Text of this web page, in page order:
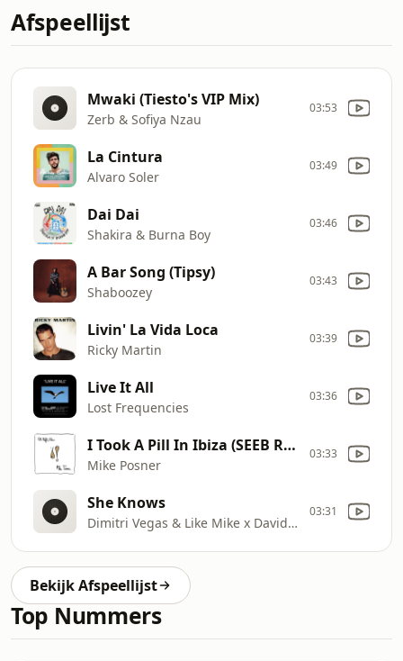
Afspeellijst
Mwaki (Tiesto's VIP Mix)
Zerb & Sofiya Nzau
03:53
La Cintura
Alvaro Soler
03:49
Dai Dai
Shakira & Burna Boy
03:46
A Bar Song (Tipsy)
Shaboozey
03:43
Livin' La Vida Loca
Ricky Martin
03:39
Live It All
Lost Frequencies
03:36
I Took A Pill In Ibiza (SEEB Remix)
Mike Posner
03:33
She Knows
Dimitri Vegas & Like Mike x David Guetta x Afro Bros x Akon
03:31
Bekijk Afspeellijst
Top Nummers